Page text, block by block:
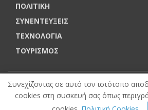
ΠΟΛΙΤΙΚΗ
ΣΥΝΕΝΤΕΥΞΕΙΣ
ΤΕΧΝΟΛΟΓΙΑ
ΤΟΥΡΙΣΜΟΣ
PRODUCED byeTOUCH
© VOUCHERERGASIA.GR, 2022 | All
Συνεχίζοντας σε αυτό τον ιστότοπο
cookies στη συσκευή σας όπως